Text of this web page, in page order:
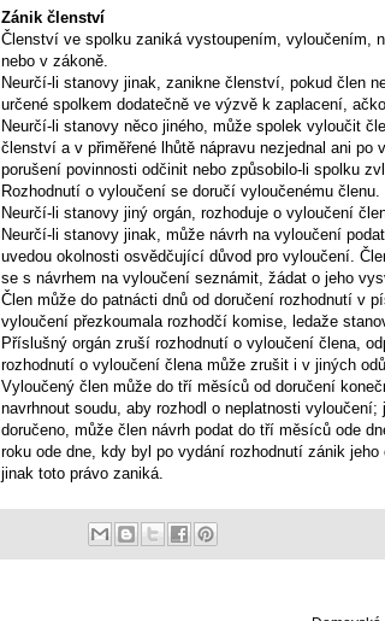
Zánik členství
Členství ve spolku zaniká vystoupením, vyloučením,
nebo v zákoně.
Neurčí-li stanovy jinak, zanikne členství, pokud člen
určené spolkem dodatečně ve výzvě k zaplacení,
Neurčí-li stanovy něco jiného, může spolek vyloučit
členství a v přiměřené lhůtě nápravu nezjednal ani
porušení povinnosti odčinit nebo způsobilo-li spolku
Rozhodnutí o vyloučení se doručí vyloučenému členu.
Neurčí-li stanovy jiný orgán, rozhoduje o vyloučení
Neurčí-li stanovy jinak, může návrh na vyloučení
uvedou okolnosti osvědčující důvod pro vyloučení.
se s návrhem na vyloučení seznámit, žádat o jeho
Člen může do patnácti dnů od doručení rozhodnutí v
vyloučení přezkoumala rozhodčí komise, ledaže
Příslušný orgán zruší rozhodnutí o vyloučení člena,
rozhodnutí o vyloučení člena může zrušit i v jiných
Vyloučený člen může do tří měsíců od doručení
navrhnout soudu, aby rozhodl o neplatnosti
doručeno, může člen návrh podat do tří měsíců ode
roku ode dne, kdy byl po vydání rozhodnutí zánik
jinak toto právo zaniká.